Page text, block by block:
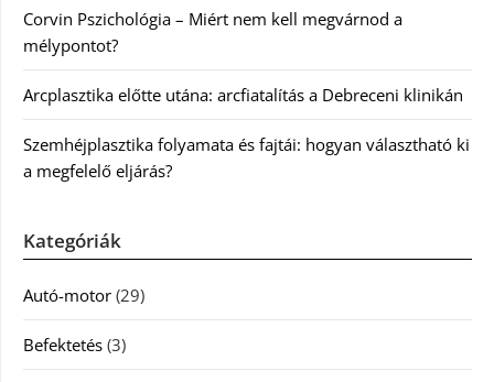
Corvin Pszichológia – Miért nem kell megvárnod a
mélypontot?
Arcplasztika előtte utána: arcfiatalítás a Debreceni klinikán
Szemhéjplasztika folyamata és fajtái: hogyan választható ki
a megfelelő eljárás?
Kategóriák
Autó-motor (29)
Befektetés (3)